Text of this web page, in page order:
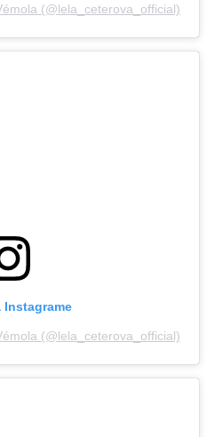
(@lela_ceterova_official)
(@lela_ceterova_official)